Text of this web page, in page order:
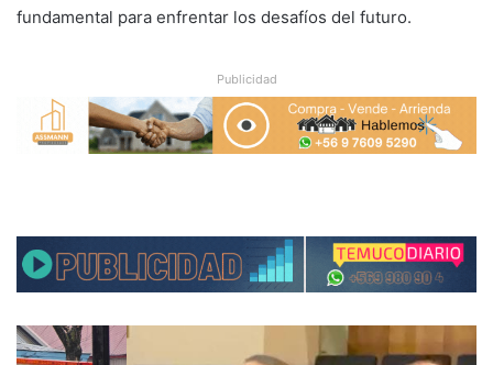
fundamental para enfrentar los desafíos del futuro.
Publicidad